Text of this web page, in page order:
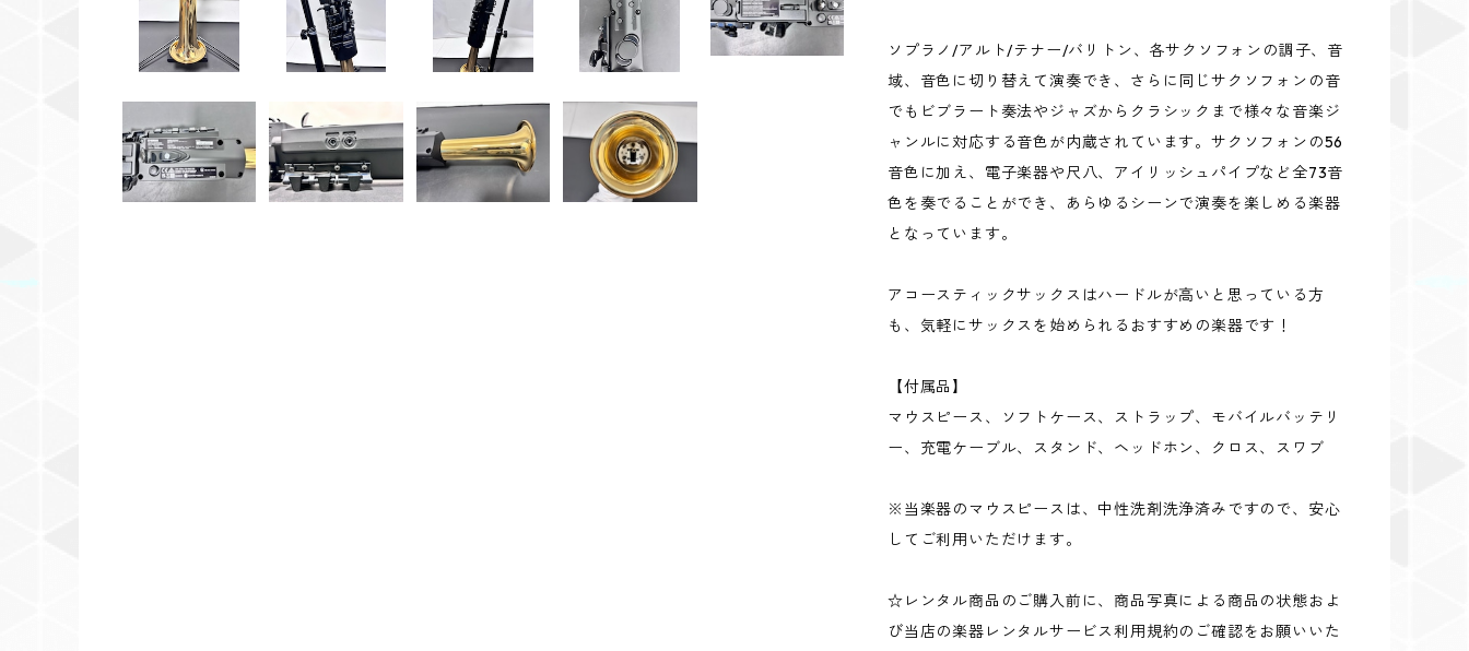
ソプラノ/アルト/テナー/バリトン、各サクソフォンの調子、音
域、音色に切り替えて演奏でき、さらに同じサクソフォンの音
でもビブラート奏法やジャズからクラシックまで様々な音楽ジ
ャンルに対応する音色が内蔵されています。サクソフォンの56
音色に加え、電子楽器や尺八、アイリッシュパイプなど全73音
色を奏でることができ、あらゆるシーンで演奏を楽しめる楽器
となっています。
アコースティックサックスはハードルが高いと思っている方
も、気軽にサックスを始められるおすすめの楽器です！
【付属品】
マウスピース、ソフトケース、ストラップ、モバイルバッテリ
ー、充電ケーブル、スタンド、ヘッドホン、クロス、スワブ
※当楽器のマウスピースは、中性洗剤洗浄済みですので、安心
してご利用いただけます。
☆レンタル商品のご購入前に、商品写真による商品の状態およ
び当店の楽器レンタルサービス利用規約のご確認をお願いいた